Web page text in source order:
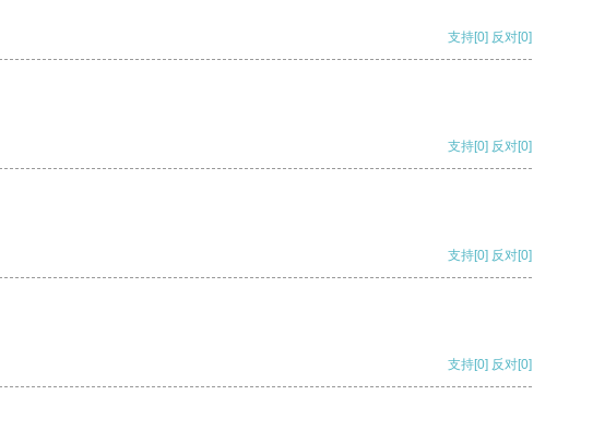
支持[0] 反对[0]
支持[0] 反对[0]
支持[0] 反对[0]
支持[0] 反对[0]